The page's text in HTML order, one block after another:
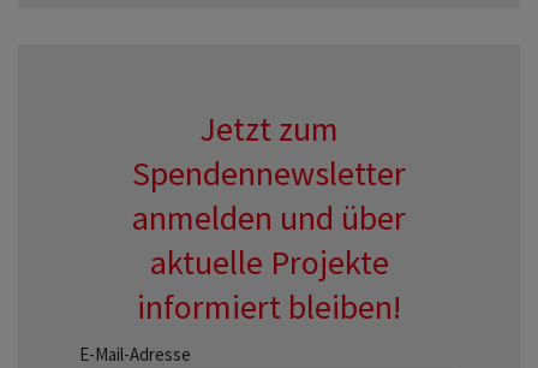
Jetzt zum
Spendennewsletter
anmelden und über
aktuelle Projekte
informiert bleiben!
E-Mail-Adresse